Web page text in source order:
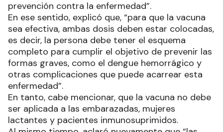
prevención contra la enfermedad”.
En ese sentido, explicó que, “para que la vacuna
sea efectiva, ambas dosis deben estar colocadas,
es decir, la persona debe tener el esquema
completo para cumplir el objetivo de prevenir las
formas graves, como el dengue hemorrágico y
otras complicaciones que puede acarrear esta
enfermedad”.
En tanto, cabe mencionar, que la vacuna no debe
ser aplicada a las embarazadas, mujeres
lactantes y pacientes inmunosuprimidos.